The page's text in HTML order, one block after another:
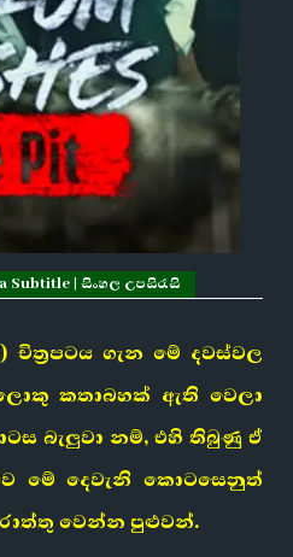
Subtitle | සිංහල උපසිරැසි
චිත්‍රපටය ගැන මේ දවස්වල
කතාබහක් ඇති වෙලා
බැලුවා නම්, එහි තිබුණු ඒ
මේ දෙවැනි කොටසෙනුත්
වෙන්න පුළුවන්.